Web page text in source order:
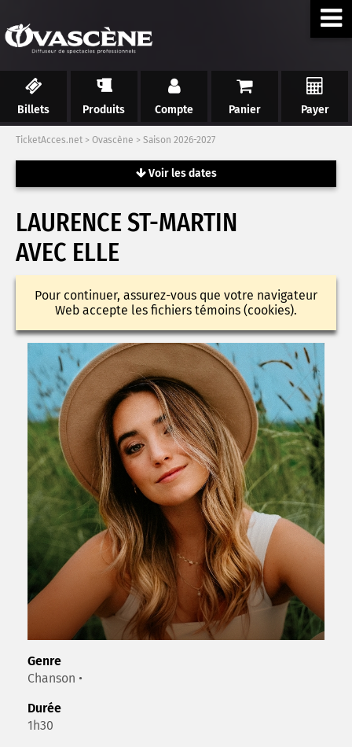
Billets Produits Compte Panier Payer
TicketAcces.net > Ovascène > Saison 2026-2027
Voir les dates
LAURENCE ST-MARTIN
AVEC ELLE
Pour continuer, assurez-vous que votre navigateur
Web accepte les fichiers témoins (cookies).
Genre
Chanson •
Durée
1h30